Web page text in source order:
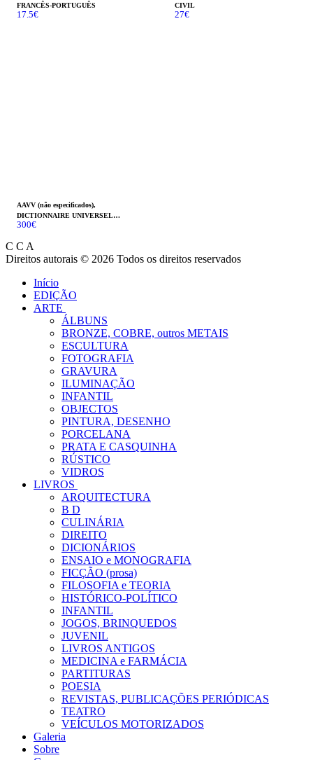
FRANCÊS-PORTUGUÊS
17.5€
CIVIL
27€
AAVV (não especificados),
DICTIONNAIRE UNIVERSEL
THÉORIQUE ET PRATIQUE DU
NAVIGATION
300€
C C A
Direitos autorais © 2026 Todos os direitos reservados
Início
EDIÇÃO
ARTE
ÁLBUNS
BRONZE, COBRE, outros METAIS
ESCULTURA
FOTOGRAFIA
GRAVURA
ILUMINAÇÃO
INFANTIL
OBJECTOS
PINTURA, DESENHO
PORCELANA
PRATA E CASQUINHA
RÚSTICO
VIDROS
LIVROS
ARQUITECTURA
B D
CULINÁRIA
DIREITO
DICIONÁRIOS
ENSAIO e MONOGRAFIA
FICÇÃO (prosa)
FILOSOFIA e TEORIA
HISTÓRICO-POLÍTICO
INFANTIL
JOGOS, BRINQUEDOS
JUVENIL
LIVROS ANTIGOS
MEDICINA e FARMÁCIA
PARTITURAS
POESIA
REVISTAS, PUBLICAÇÕES PERIÓDICAS
TEATRO
VEÍCULOS MOTORIZADOS
Galeria
Sobre